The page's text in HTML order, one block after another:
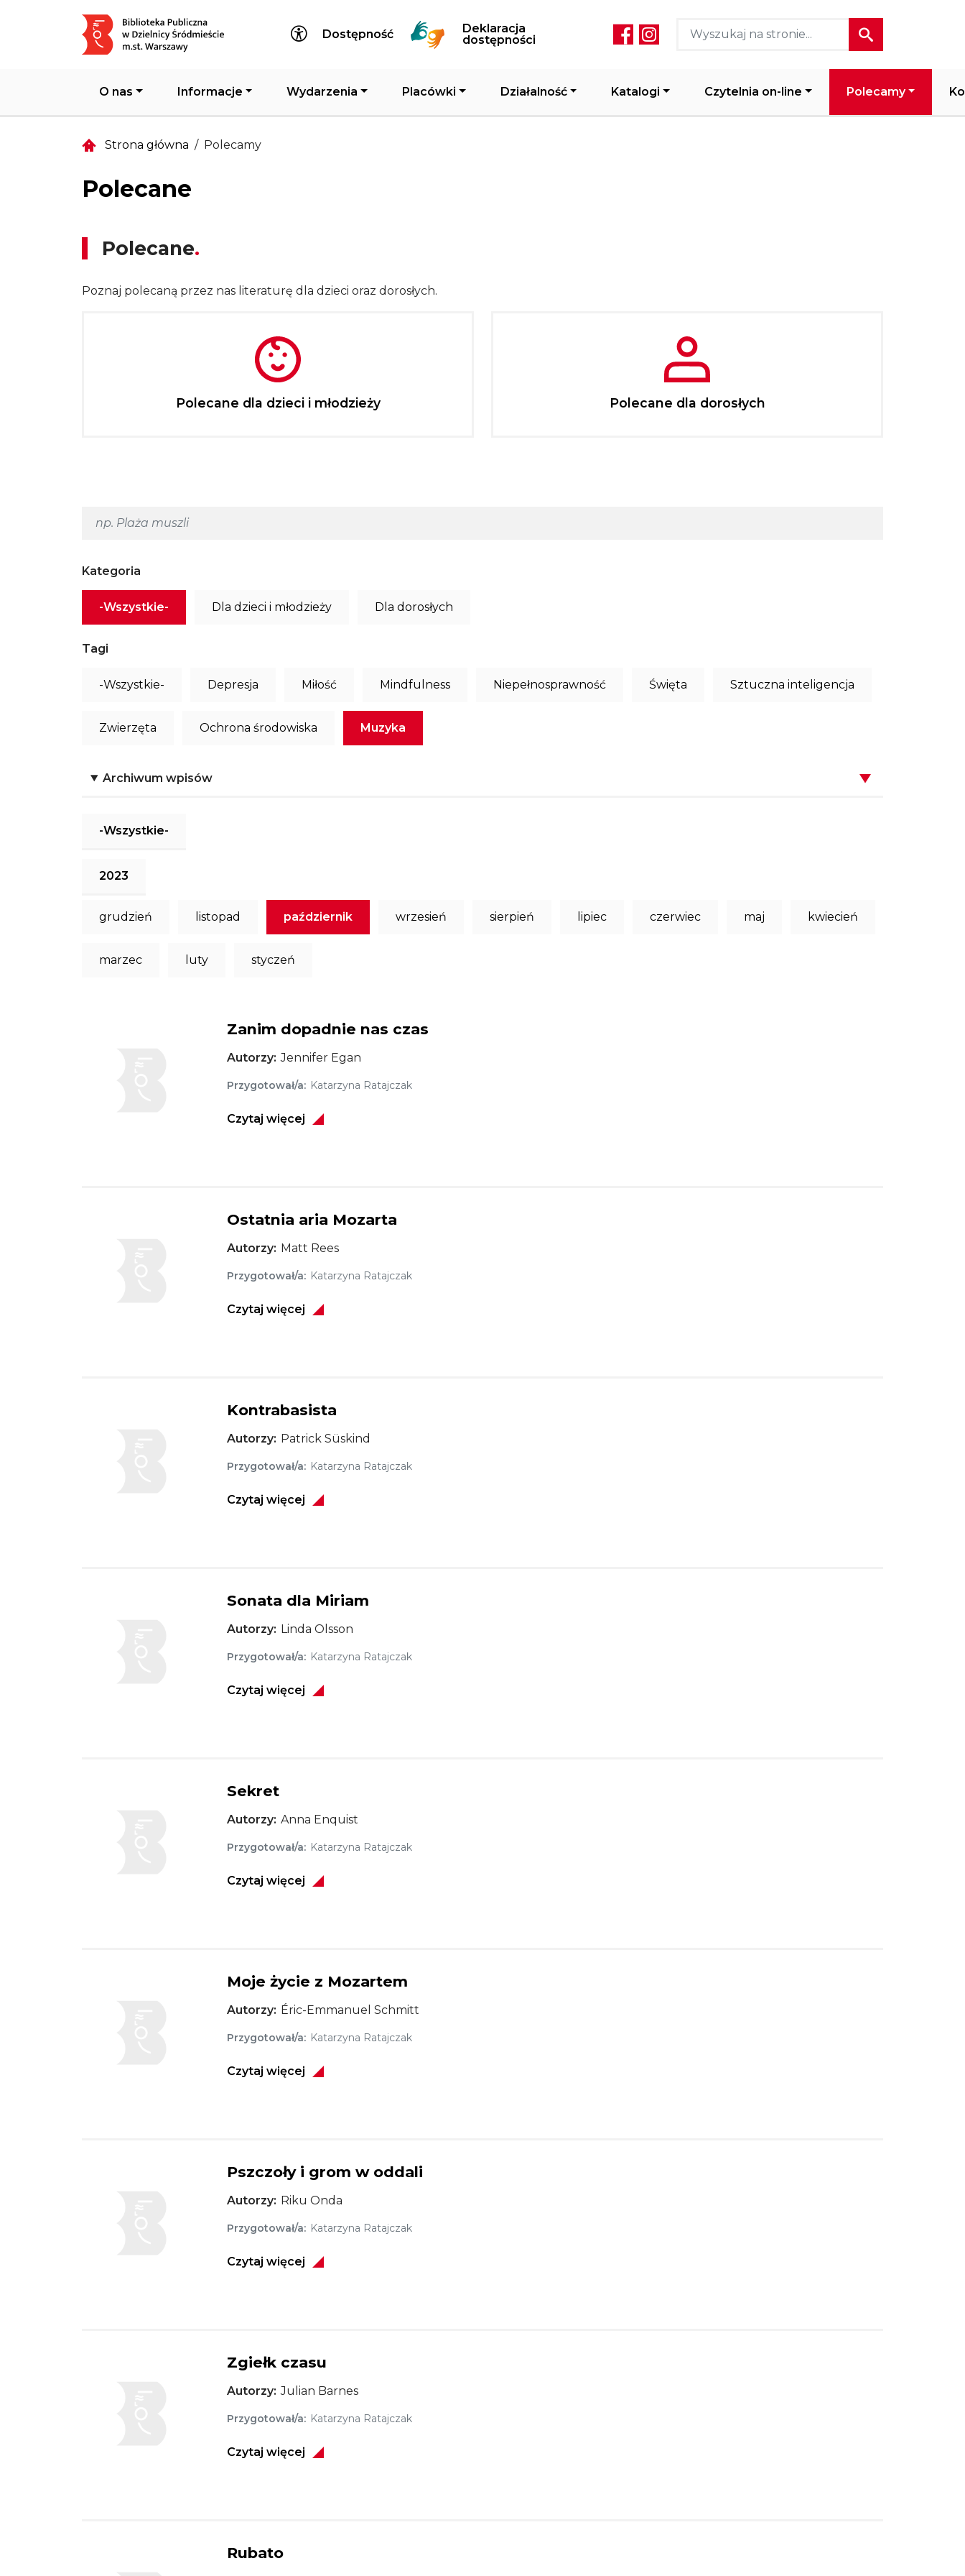
Dostępność
Deklaracja
dostępności
Social media header
O nas Informacje Wydarzenia Placówki Działalność Katalogi Czytelnia on-line Polecamy
Strona główna Polecamy
Polecane
Polecane
Poznaj polecaną przez nas literaturę dla dzieci oraz dorosłych.
Polecane dla dzieci i młodzieży Polecane dla dorosłych
Kategoria
-Wszystkie- Dla dzieci i młodzieży Dla dorosłych
Tagi
-Wszystkie- Depresja Miłość Mindfulness Niepełnosprawność Święta Sztuczna inteligencja
Zwierzęta Ochrona środowiska Muzyka
Archiwum wpisów
-Wszystkie-
2023
grudzień listopad październik wrzesień sierpień lipiec czerwiec maj kwiecień
marzec luty styczeń
Zanim dopadnie nas czas
Autorzy Jennifer Egan
Przygotował/a Katarzyna Ratajczak
Czytaj więcej
Ostatnia aria Mozarta
Autorzy Matt Rees
Przygotował/a Katarzyna Ratajczak
Czytaj więcej
Kontrabasista
Autorzy Patrick Süskind
Przygotował/a Katarzyna Ratajczak
Czytaj więcej
Sonata dla Miriam
Autorzy Linda Olsson
Przygotował/a Katarzyna Ratajczak
Czytaj więcej
Sekret
Autorzy Anna Enquist
Przygotował/a Katarzyna Ratajczak
Czytaj więcej
Moje życie z Mozartem
Autorzy Éric-Emmanuel Schmitt
Przygotował/a Katarzyna Ratajczak
Czytaj więcej
Pszczoły i grom w oddali
Autorzy Riku Onda
Przygotował/a Katarzyna Ratajczak
Czytaj więcej
Zgiełk czasu
Autorzy Julian Barnes
Przygotował/a Katarzyna Ratajczak
Czytaj więcej
Rubato